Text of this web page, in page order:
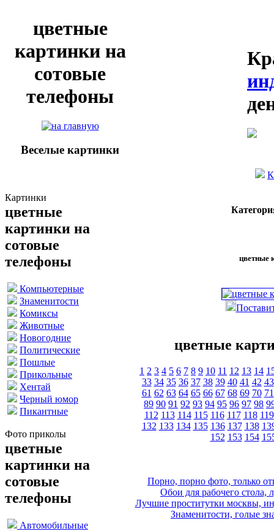
цветные
картинки на
сотовые
телефоны
Веселые картинки
Картинки
цветные
картинки на
сотовые
телефоны
Компьютерные
Знаменитости
Комиксы
Животные
Новогодние
Политические
Пошлые
Прикольные
Хентай
Черный юмор
Пикантные
Фото приколы
цветные
картинки на
сотовые
телефоны
Автомобильные
цветные
цветные
1 2 3 4 5 6 7 8 9 10 11 12 13 14
33 34 35 36 37 38 39 40 41 42 43
61 62 63 64 65 66 67 68 69 70 71
89 90 91 92 93 94 95 96 97 98
112 113 114 115 116 117 118 119
132 133 134 135 136 137 138
152 153 154
Порно, порно фото, только
Обои для рабочего стола,
Лучшие проститутки москвы,
Знаменитости, голые